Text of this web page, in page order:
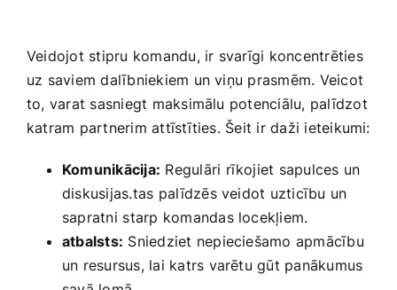
Veidojot ‍stipru komandu, ir svarīgi ‌koncentrēties
uz saviem dalībniekiem un viņu prasmēm. Veicot
to, varat sasniegt maksimālu potenciālu, palīdzot
katram partnerim attīstīties. Šeit ir daži ieteikumi:
Komunikācija: Regulāri rīkojiet‌ sapulces un
diskusijas.tas⁢ palīdzēs veidot uzticību un
sapratni ⁣starp komandas locekļiem.
atbalsts: Sniedziet nepieciešamo apmācību
un resursus, lai katrs varētu gūt panākumus